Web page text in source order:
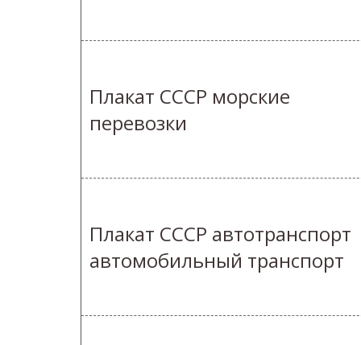
Плакат СССР морские
перевозки
Плакат СССР автотранспорт
автомобильный транспорт